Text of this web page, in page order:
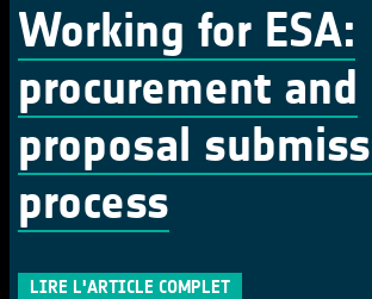
Working for ESA:
procurement and
proposal
process
LIRE L'ARTICLE COMPLET